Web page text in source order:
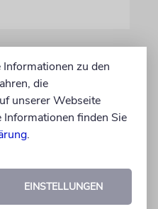
zu den
die
unserer Webseite
finden Sie
.
EINSTELLUNGEN